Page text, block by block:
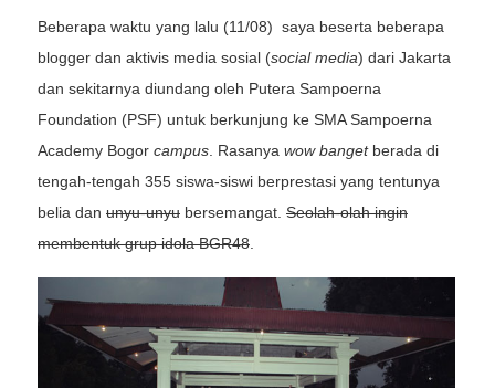
Beberapa waktu yang lalu (11/08) saya beserta beberapa
blogger dan aktivis media sosial (social media) dari Jakarta
dan sekitarnya diundang oleh Putera Sampoerna
Foundation (PSF) untuk berkunjung ke SMA Sampoerna
Academy Bogor campus . Rasanya wow bangetberada di
tengah-tengah 355 siswa-siswi berprestasi yang tentunya
belia dan unyu-unyu bersemangat. Seolah-olah ingin
membentuk grup idola BGR48